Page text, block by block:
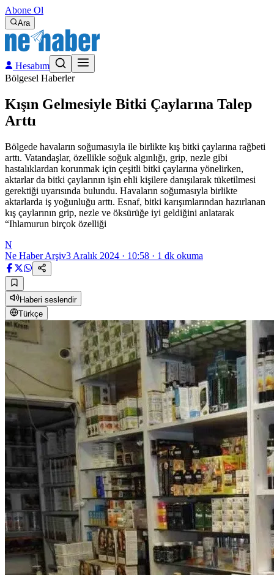
Abone Ol
Ara
Hesabım
Bölgesel Haberler
Kışın Gelmesiyle Bitki Çaylarına Talep
Arttı
Bölgede havaların soğumasıyla ile birlikte kış bitki çaylarına rağbeti
arttı. Vatandaşlar, özellikle soğuk algınlığı, grip, nezle gibi
hastalıklardan korunmak için çeşitli bitki çaylarına yönelirken,
aktarlar da bitki çaylarının işin ehli kişilere danışılarak tüketilmesi
gerektiği uyarısında bulundu. Havaların soğumasıyla birlikte
aktarlarda iş yoğunluğu arttı. Esnaf, bitki karışımlarından hazırlanan
kış çaylarının grip, nezle ve öksürüğe iyi geldiğini anlatarak
“Ihlamurun birçok özelliği
N
Ne Haber Arşiv3 Aralık 2024 · 10:58 · 1 dk okuma
Haberi seslendir
Türkçe